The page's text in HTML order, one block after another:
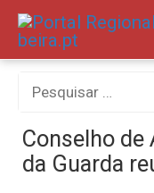
Skip
por:
Conselho de
da Guarda